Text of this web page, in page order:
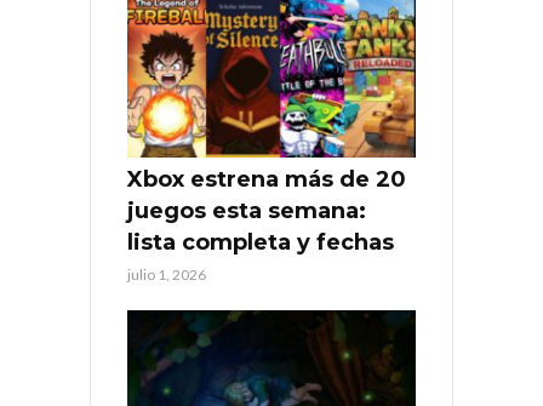
Xbox estrena más de 20
juegos esta semana:
lista completa y fechas
julio 1, 2026